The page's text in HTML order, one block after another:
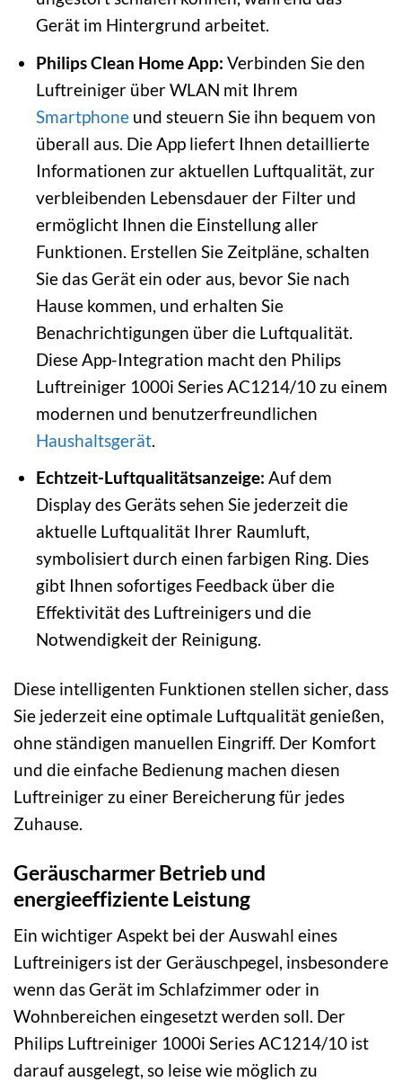
Gerät im Hintergrund arbeitet.
Philips Clean Home App: Verbinden Sie den
Luftreiniger über WLAN mit Ihrem
Smartphoneund steuern Sie ihn bequem von
überall aus. Die App liefert Ihnen detaillierte
Informationen zur aktuellen Luftqualität, zur
verbleibenden Lebensdauer der Filter und
ermöglicht Ihnen die Einstellung aller
Funktionen. Erstellen Sie Zeitpläne, schalten
Sie das Gerät ein oder aus, bevor Sie nach
Hause kommen, und erhalten Sie
Benachrichtigungen über die Luftqualität.
Diese App-Integration macht den Philips
Luftreiniger 1000i Series AC1214/10 zu einem
modernen und benutzerfreundlichen
Haushaltsgerät.
Echtzeit-Luftqualitätsanzeige: Auf dem
Display des Geräts sehen Sie jederzeit die
aktuelle Luftqualität Ihrer Raumluft,
symbolisiert durch einen farbigen Ring. Dies
gibt Ihnen sofortiges Feedback über die
Effektivität des Luftreinigers und die
Notwendigkeit der Reinigung.
Diese intelligenten Funktionen stellen sicher, dass
Sie jederzeit eine optimale Luftqualität genießen,
ohne ständigen manuellen Eingriff. Der Komfort
und die einfache Bedienung machen diesen
Luftreiniger zu einer Bereicherung für jedes
Zuhause.
Geräuscharmer Betrieb und
energieeffiziente Leistung
Ein wichtiger Aspekt bei der Auswahl eines
Luftreinigers ist der Geräuschpegel, insbesondere
wenn das Gerät im Schlafzimmer oder in
Wohnbereichen eingesetzt werden soll. Der
Philips Luftreiniger 1000i Series AC1214/10 ist
darauf ausgelegt, so leise wie möglich zu